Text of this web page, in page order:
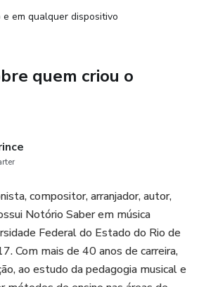
Explore os arranjos de baixo
Aprenda as típicas levadas do
a condução da música e para o
harmônicas**: Uma tabela
ajudando a criar uma leitura
Para ajudar na sua imersão,
permitindo que você
em qualquer dispositivo
quem criou o
compositor, arranjador, autor,
Notório Saber em música
Federal do Estado do Rio de
Com mais de 40 anos de carreira,
ao estudo da pedagogia musical e